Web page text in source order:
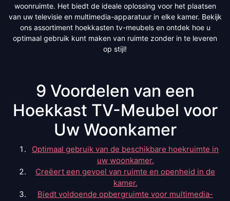
woonruimte. Het biedt de ideale oplossing voor het plaatsen
van uw televisie en multimedia-apparatuur in elke kamer. Bekijk
ons assortiment hoekkasten tv-meubels en ontdek hoe u
optimaal gebruik kunt maken van ruimte zonder in te leveren
op stijl!
9 Voordelen van een
Hoekkast TV-Meubel voor
Uw Woonkamer
Optimaal gebruik van de beschikbare hoekruimte in
uw woonkamer.
Creëert een gevoel van ruimte en openheid in de
kamer.
Biedt voldoende opbergruimte voor multimedia-